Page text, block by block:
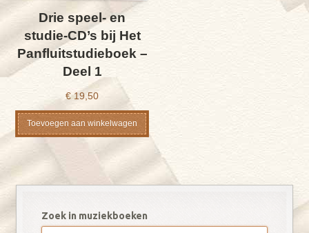
Drie speel- en
studie-CD’s bij Het
Panfluitstudieboek –
Deel 1
€19,50
Toevoegen aan winkelwagen
Zoek in muziekboeken